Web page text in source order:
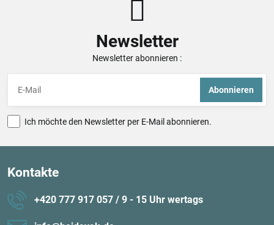
Newsletter
Newsletter abonnieren :
Abonnieren
Ich möchte den Newsletter per E-Mail abonnieren.
Kontakte
+420 777 917 057 / 9 - 15 Uhr wertags